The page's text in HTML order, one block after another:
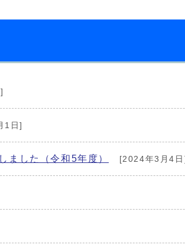
1日]
ました（令和5年度） [2024年3月4